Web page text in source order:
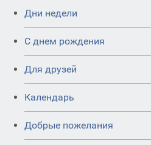
Дни недели
C днем рождения
Для друзей
Календарь
Добрые пожелания